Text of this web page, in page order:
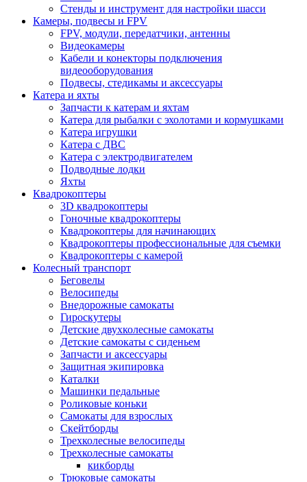
Стенды и инструмент для настройки шасси
Камеры, подвесы и FPV
FPV, модули, передатчики, антенны
Видеокамеры
Кабели и конекторы подключения
видеооборудования
Подвесы, стедикамы и аксессуары
Катера и яхты
Запчасти к катерам и яхтам
Катера для рыбалки с эхолотами и кормушками
Катера игрушки
Катера с ДВС
Катера с электродвигателем
Подводные лодки
Яхты
Квадрокоптеры
3D квадрокоптеры
Гоночные квадрокоптеры
Квадрокоптеры для начинающих
Квадрокоптеры профессиональные для съемки
Квадрокоптеры с камерой
Колесный транспорт
Беговелы
Велосипеды
Внедорожные самокаты
Гироскутеры
Детские двухколесные самокаты
Детские самокаты с сиденьем
Запчасти и аксессуары
Защитная экипировка
Каталки
Машинки педальные
Роликовые коньки
Самокаты для взрослых
Скейтборды
Трехколесные велосипеды
Трехколесные самокаты
кикборды
Трюковые самокаты